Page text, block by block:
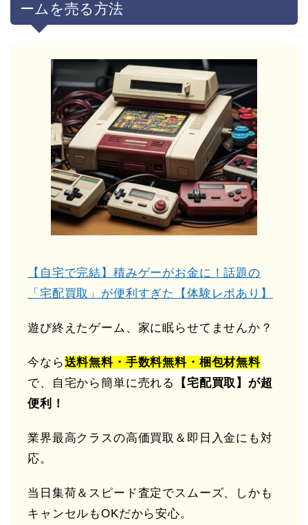
ームを売る方法
【自宅で完結】積みゲーがお金に！話題の
「宅配買取」が便利すぎた【体験レポあり】
遊び終えたゲーム、家に眠らせてませんか？
今なら送料無料・手数料無料・梱包材無料
で、自宅から簡単に売れる
【宅配買取】が超
便利！
業界最高クラスの高価買取＆即日入金にも対
応。
当日集荷＆スピード査定でスムーズ、しかも
キャンセルもOKだから安心。